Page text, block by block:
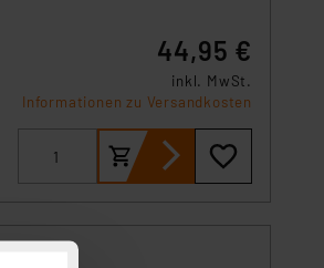
44,95 €
inkl. MwSt.
Informationen zu Versandkosten